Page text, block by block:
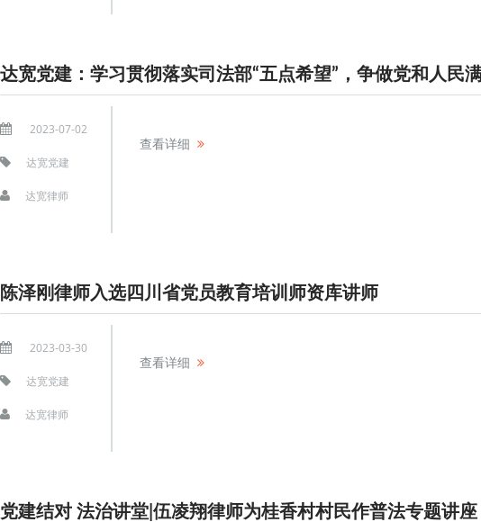
2023-07-02
达宽党建
达宽律师
查看详细
陈泽刚律师入选四川省党员教育培训师资库讲师
2023-03-30
达宽党建
达宽律师
查看详细
党建结对 法治讲堂|伍凌翔律师为桂香村村民作普法专题讲座